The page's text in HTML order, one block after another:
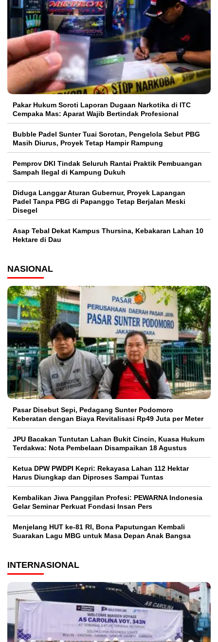
Pakar Hukum Soroti Laporan Dugaan Narkotika di ITC
Cempaka Mas: Aparat Wajib Bertindak Profesional
Bubble Padel Sunter Tuai Sorotan, Pengelola Sebut PBG
Masih Diurus, Proyek Tetap Hampir Rampung
Pemprov DKI Tindak Seluruh Rantai Praktik Pembuangan
Sampah Ilegal di Kampung Dukuh
Diduga Langgar Aturan Gubernur, Proyek Lapangan
Padel Tanpa PBG di Papanggo Tetap Berjalan Meski
Disegel
Asap Tebal Dekat Kampus Thursina, Kebakaran Lahan 10
Hektare di Dau
NASIONAL
Pasar Disebut Sepi, Pedagang Sunter Podomoro
Keberatan dengan Biaya Revitalisasi Rp49 Juta per Meter
JPU Bacakan Tuntutan Lahan Bukit Cincin, Kuasa Hukum
Terdakwa: Nota Pembelaan Disampaikan 18 Agustus
Ketua DPW PWDPI Kepri: Rekayasa Lahan 112 Hektar
Harus Diungkap dan Diproses Sampai Tuntas
Kembalikan Jiwa Panggilan Profesi: PEWARNA Indonesia
Gelar Seminar Perkuat Fondasi Insan Pers
Menjelang HUT ke-81 RI, Bona Paputungan Kembali
Suarakan Lagu MBG untuk Masa Depan Anak Bangsa
INTERNASIONAL